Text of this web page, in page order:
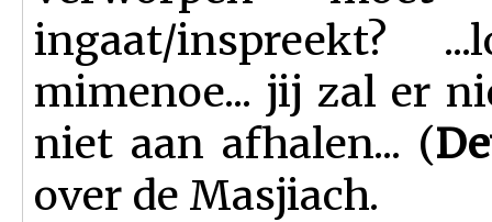
ingaat/inspreekt?
mimenoe... jij zal er
niet aan afhalen... (
over de Masjiach.